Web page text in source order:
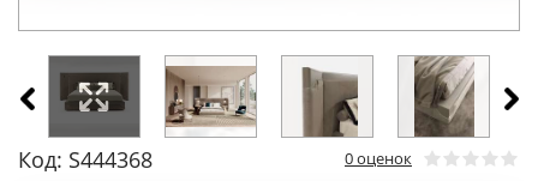
Код: S444368 0 оценок